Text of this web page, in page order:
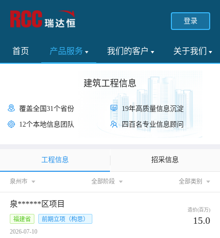
登录
首页 产品服务 我们的客户 关于我们
建筑工程信息
覆盖全国31个省份
12个本地信息团队
19年高质量信息沉淀
四百名专业信息顾问
工程信息 招采信息
泉州市 全部阶段 全部类别
泉******区项目
福建省
前期立项（构思）
2026-07-10
造价(百万)
15.0